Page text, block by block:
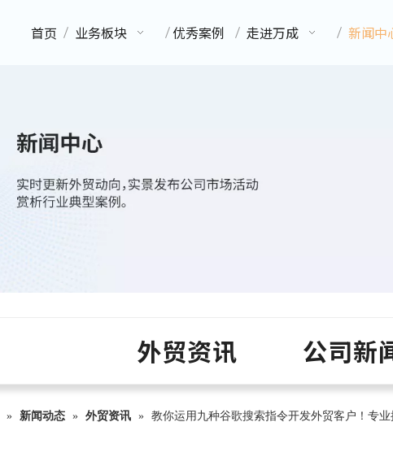
首页 业务板块 优秀案例 走进万成 新闻中
外贸资讯 公司新
» 新闻动态 » 外贸资讯 » 教你运用九种谷歌搜索指令开发外贸客户！专业